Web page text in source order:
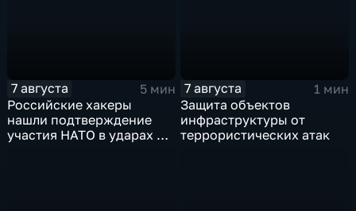
7 августа
5 мин
Российские хакеры
нашли подтверждение
участия НАТО в ударах по
7 августа
1 мин
Защита объектов
инфраструктуры от
террористических атак